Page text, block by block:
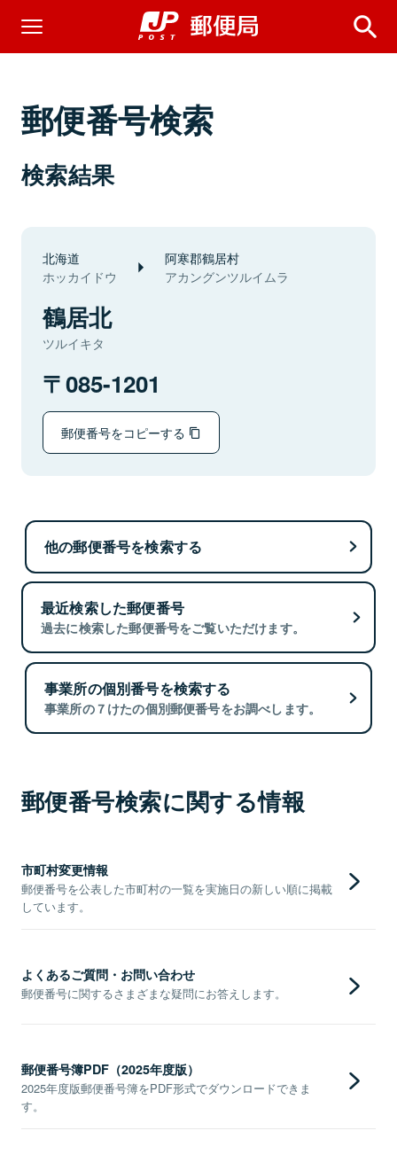
郵便番号検索
検索結果
北海道
ホッカイドウ
阿寒郡鶴居村
アカングンツルイムラ
鶴居北
ツルイキタ
085-1201
郵便番号をコピーする
他の郵便番号を検索する
最近検索した郵便番号
過去に検索した郵便番号をご覧いただけます。
事業所の個別番号を検索する
事業所の７けたの個別郵便番号をお調べします。
郵便番号検索に関する情報
市町村変更情報
郵便番号を公表した市町村の一覧を実施日の新しい順に掲載
しています。
よくあるご質問・お問い合わせ
郵便番号に関するさまざまな疑問にお答えします。
郵便番号簿PDF（2025年度版）
2025年度版郵便番号簿をPDF形式でダウンロードできま
す。